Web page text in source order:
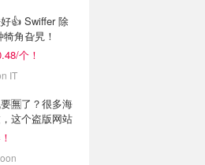
👍 Swiffer 除
角旮旯！
个！
IT
🈚️了？很多海
这个盗版网站